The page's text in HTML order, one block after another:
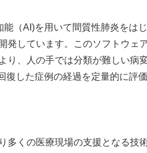
（AI)を用いて間質性肺炎をは
発しています。このソフトウェ
、人の手では分類が難しい病
した症例の経過を定量的に評
多くの医療現場の支援となる技